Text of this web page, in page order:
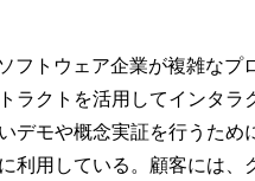
フトウェア企業が複雑な
ラクトを活用してインタ
デモや概念実証を行うた
利用している。顧客には